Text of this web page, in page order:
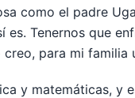
como el padre
Tenernos que
para mi familia
y matemáticas, y